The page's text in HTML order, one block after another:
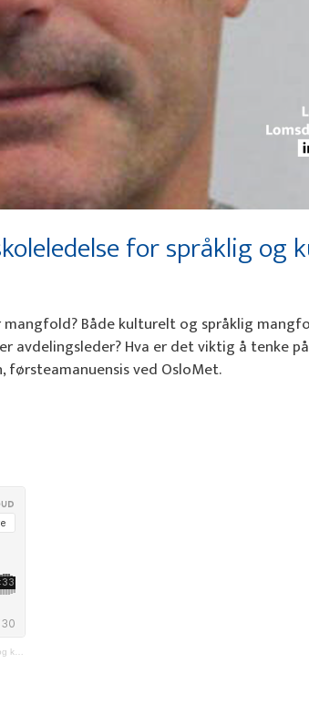
for språklig og
Både kulturelt og språklig
Hva er det viktig å tenke
førsteamanuensis ved OsloMet.